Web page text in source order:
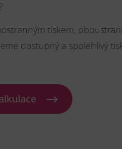
tiskem,
dostupný a spolehlivý